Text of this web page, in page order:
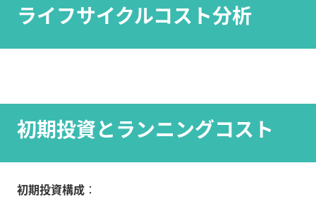
ライフサイクルコスト分析
初期投資とランニングコスト
初期投資構成 ：